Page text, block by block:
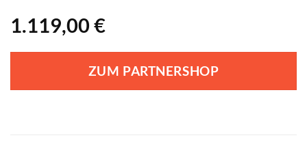
1.119,00 €
ZUM PARTNERSHOP